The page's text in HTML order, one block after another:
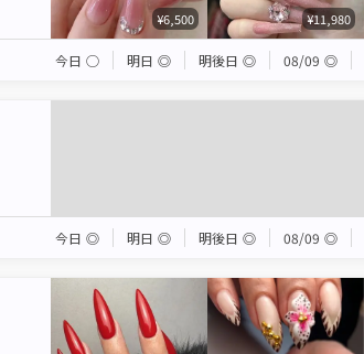
¥6,500 ¥11,980
今日 ◯ 明日 ◎ 明後日 ◎ 08/09 ◎
今日 ◎ 明日 ◎ 明後日 ◎ 08/09 ◎